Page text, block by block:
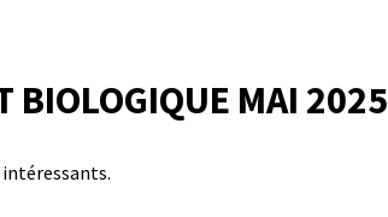
BIOLOGIQUE MAI 2025